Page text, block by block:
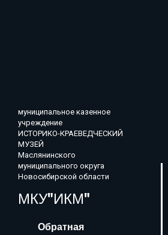
муниципальное казенное
учреждение
ИСТОРИКО-КРАЕВЕДЧЕСКИЙ
МУЗЕЙ
Маслянинского
муниципального округа
Новосибирской области
МКУ"ИКМ"
Обратная